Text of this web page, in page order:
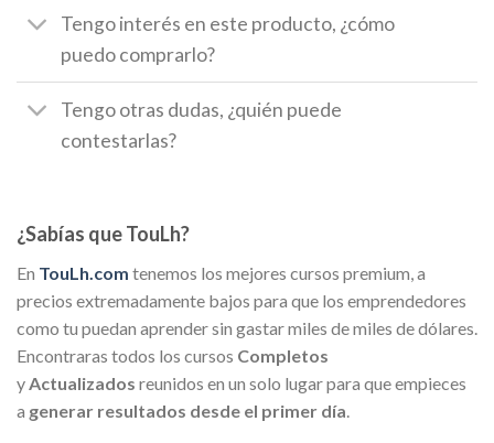
Tengo interés en este producto, ¿cómo
puedo comprarlo?
Tengo otras dudas, ¿quién puede
contestarlas?
¿Sabías que TouLh?
En TouLh.com tenemos los mejores cursos premium, a
precios extremadamente bajos para que los emprendedores
como tu puedan aprender sin gastar miles de miles de dólares.
Encontraras todos los cursos Completos
yActualizados reunidos en un solo lugar para que empieces
a generar resultados desde el primer día.